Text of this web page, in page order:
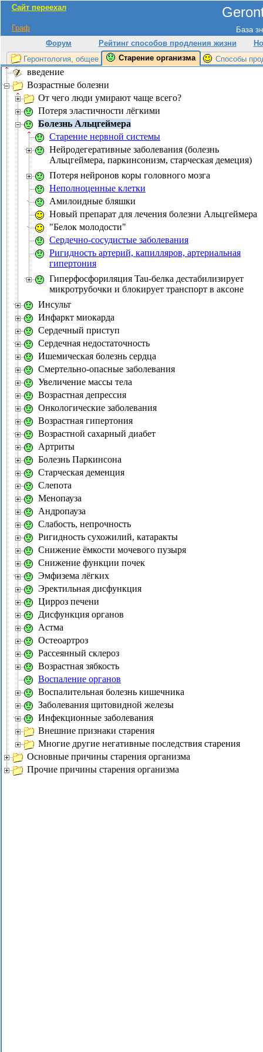
Сайт переехал
База
Граф
Форум
Рейтинг способов продления жизни
Геронтология, общее
Старение организма Способы
введение
Возрастные болезни
От чего люди умирают чаще всего?
Потеря эластичности лёгкими
Болезнь Альцгеймера
Старение нервной системы
Нейродегеративные заболевания (болезнь
Альцгеймера, паркинсонизм, старческая демеция)
Потеря нейронов коры головного мозга
Неполноценные клетки
Амилоидные бляшки
Новый препарат для лечения болезни Альцгеймера
"Белок молодости"
Сердечно-сосудистые заболевания
Ригидность артерий, капилляров, артериальная
гипертония
Гиперфосфориляция Tau-белка дестабилизирует
микротрубочки и блокирует транспорт в аксоне
Инсульт
Инфаркт миокарда
Сердечный приступ
Сердечная недостаточность
Ишемическая болезнь сердца
Смертельно-опасные заболевания
Увеличение массы тела
Возрастная депрессия
Онкологические заболевания
Возрастная гипертония
Возрастной сахарный диабет
Артриты
Болезнь Паркинсона
Старческая деменция
Слепота
Менопауза
Андропауза
Слабость, непрочность
Ригидность сухожилий, катаракты
Снижение ёмкости мочевого пузыря
Снижение функции почек
Эмфизема лёгких
Эректильная дисфункция
Цирроз печени
Дисфункция органов
Астма
Остеоартроз
Рассеянный склероз
Возрастная зябкость
Воспаление органов
Воспалительная болезнь кишечника
Заболевания щитовидной железы
Инфекционные заболевания
Внешние признаки старения
Многие другие негативные последствия старения
Основные причины старения организма
Прочие причины старения организма